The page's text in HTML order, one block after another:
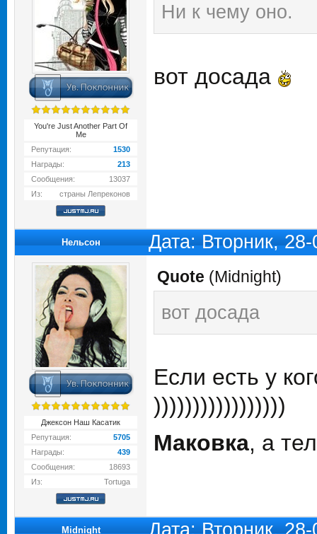
You're Just Another Part Of
Me
Репутация:
1530
Награды:
213
Сообщения:
13037
Из:
страны Лепреконов
Ни к чему оно.
вот досада
Нельсон Дата: Вторник,
Джексон Наш Касатик
Репутация:
5705
Награды:
439
Сообщения:
18693
Из:
Tortuga
Quote (Midnight)
вот досада
Если есть у
)))))))))))))))))
Маковка, а
Midnight Дата: Вторник,